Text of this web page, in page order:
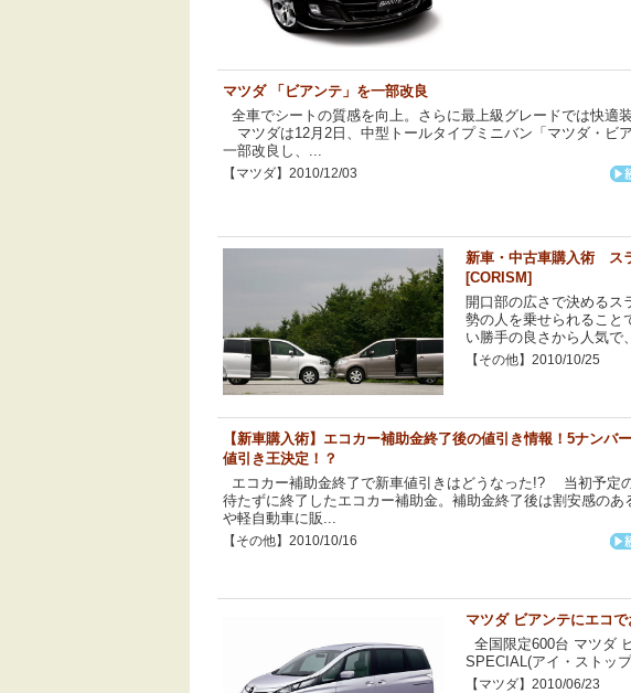
マツダ 「ビアンテ」を一部改良
全車でシートの質感を向上。さらに最上級グレードでは快適
マツダは12月2日、中型トールタイプミニバン「マツダ・ビ
一部改良し、...
【マツダ】2010/12/03
新車・中古車購入術 ス
[CORISM]
開口部の広さで決める
勢の人を乗せられること
い勝手の良さから人気で
【その他】2010/10/25
【新車購入術】エコカー補助金終了後の値引き情報！5ナンバ
値引き王決定！？
エコカー補助金終了で新車値引きはどうなった!? 当初予定
待たずに終了したエコカー補助金。補助金終了後は割安感のあ
や軽自動車に販...
【その他】2010/10/16
マツダ ビアンテにエコ
全国限定600台 マツダ
SPECIAL(アイ・ストッ
【マツダ】2010/06/23